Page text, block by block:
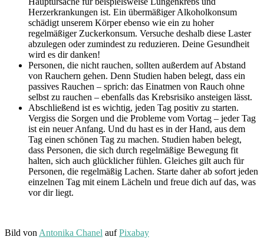
Herzerkrankungen ist. Ein übermäßiger Alkoholkonsum
schädigt unserem Körper ebenso wie ein zu hoher
regelmäßiger Zuckerkonsum. Versuche deshalb diese Laster
abzulegen oder zumindest zu reduzieren. Deine Gesundheit
wird es dir danken!
Personen, die nicht rauchen, sollten außerdem auf Abstand
von Rauchern gehen. Denn Studien haben belegt, dass ein
passives Rauchen – sprich: das Einatmen von Rauch ohne
selbst zu rauchen – ebenfalls das Krebsrisiko ansteigen lässt.
Abschließend ist es wichtig, jeden Tag positiv zu starten.
Vergiss die Sorgen und die Probleme vom Vortag – jeder Tag
ist ein neuer Anfang. Und du hast es in der Hand, aus dem
Tag einen schönen Tag zu machen. Studien haben belegt,
dass Personen, die sich durch regelmäßige Bewegung fit
halten, sich auch glücklicher fühlen. Gleiches gilt auch für
Personen, die regelmäßig Lachen. Starte daher ab sofort jeden
einzelnen Tag mit einem Lächeln und freue dich auf das, was
vor dir liegt.
Bild von Antonika Chanel aufPixabay